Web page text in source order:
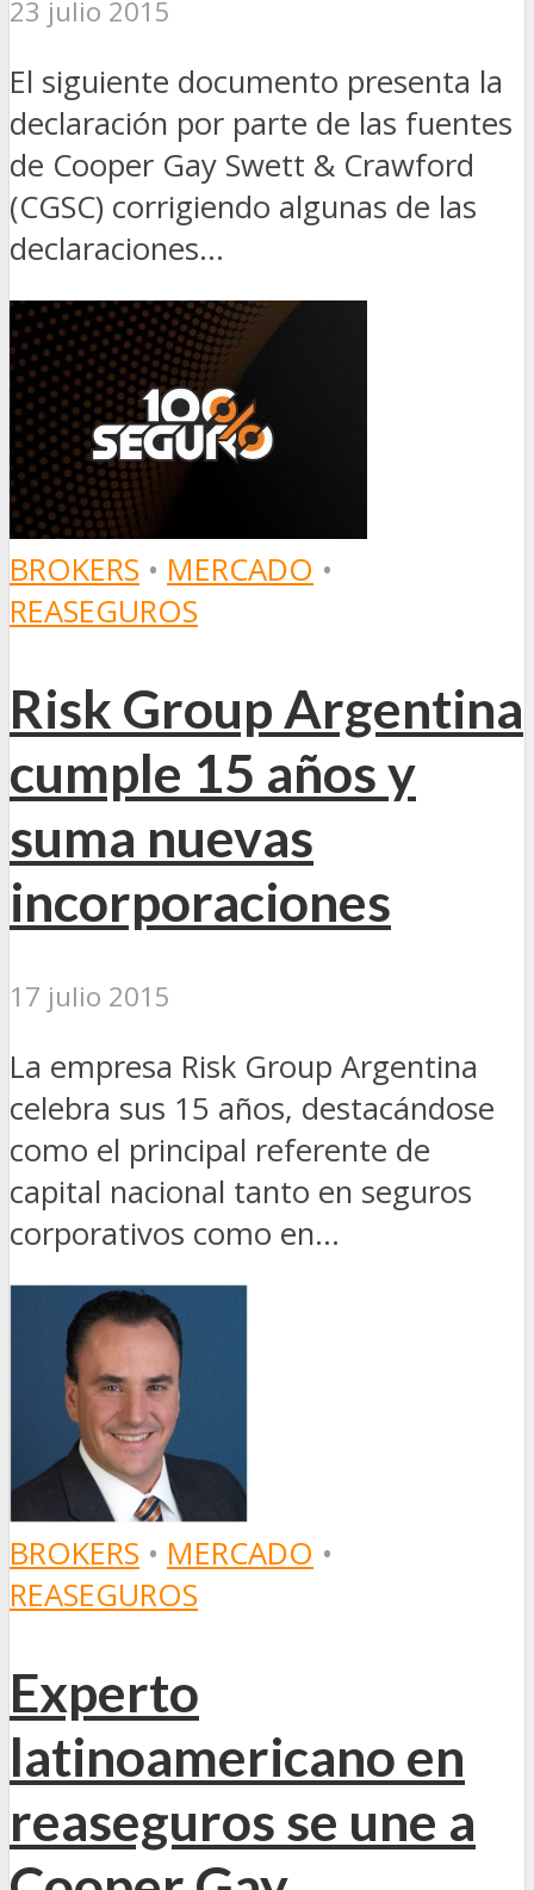
23 julio 2015
El siguiente documento presenta la
declaración por parte de las fuentes
de Cooper Gay Swett & Crawford
(CGSC) corrigiendo algunas de las
declaraciones...
BROKERS • MERCADO •
REASEGUROS
Risk Group Argentina
cumple 15 años y
suma nuevas
incorporaciones
17 julio 2015
La empresa Risk Group Argentina
celebra sus 15 años, destacándose
como el principal referente de
capital nacional tanto en seguros
corporativos como en...
BROKERS • MERCADO •
REASEGUROS
Experto
latinoamericano en
reaseguros se une a